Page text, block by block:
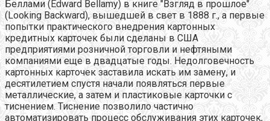
Беллами (Edward Bellamy) в книге "Взгляд в прошлое"
(Looking Backward), вышедшей в свет в 1888 г., а первые
попытки практического внедрения картонных
кредитных карточек были сделаны в США
предприятиями розничной торговли и нефтяными
компаниями еще в двадцатые годы. Недолговечность
картонных карточек заставила искать им замену, и
десятилетием спустя начали появляться первые
металлические, а затем и пластиковые карточки с
тиснением. Тиснение позволило частично
автоматизировать процесс обслуживания этих карточек,